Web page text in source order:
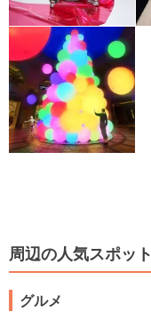
周辺の人気スポット
グルメ